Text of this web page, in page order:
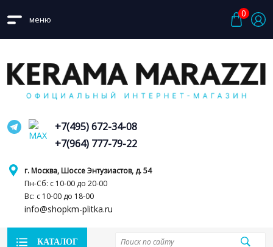
меню
0
г. Москва, Шоссе Энтузиастов, д. 54
Пн-Сб: с 10-00 до 20-00
Вс: с 10-00 до 18-00
info@shopkm-plitka.ru
+7(495) 672-34-08
+7(964) 777-79-22
КАТАЛОГ